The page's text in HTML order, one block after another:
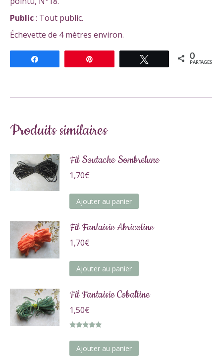
Public: Tout public.
Échevette de 4 mètres environ.
Tweetez 0
PARTAGES
Produits similaires
Fil Soutache Sombrelune
1,70€
Ajouter au panier
Fil Fantaisie Abricotine
1,70€
Ajouter au panier
Fil Fantaisie Cobaltine
1,50€
sur 5
Ajouter au panier